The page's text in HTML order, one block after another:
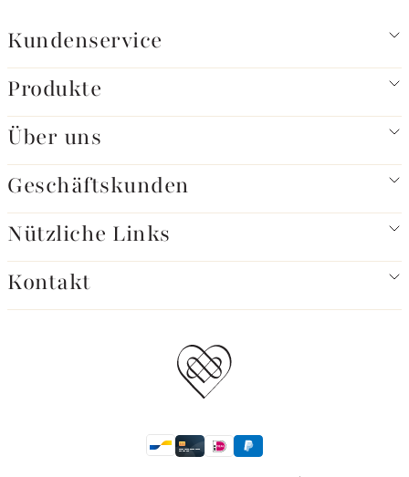
Kundenservice
Produkte
Über uns
Geschäftskunden
Nützliche Links
Kontakt